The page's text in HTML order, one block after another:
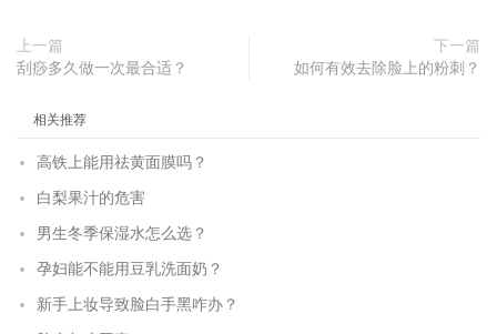
上一篇
刮痧多久做一次最合适？
下一篇
如何有效去除脸上的粉刺？
相关推荐
高铁上能用祛黄面膜吗？
白梨果汁的危害
男生冬季保湿水怎么选？
孕妇能不能用豆乳洗面奶？
新手上妆导致脸白手黑咋办？